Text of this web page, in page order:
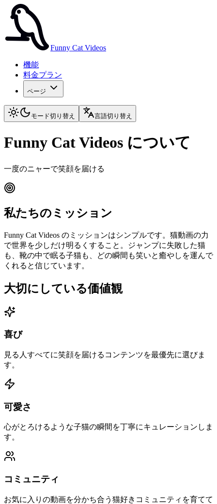
Funny Cat Videos
機能
料金プラン
ページ
モード切り替え 言語切り替え
Funny Cat Videos について
一度のニャーで笑顔を届ける
私たちのミッション
Funny Cat Videos のミッションはシンプルです。猫動画の力
で世界を少しだけ明るくすること。ジャンプに失敗した猫
も、靴の中で眠る子猫も、どの瞬間も笑いと癒やしを運んで
くれると信じています。
大切にしている価値観
喜び
見る人すべてに笑顔を届けるコンテンツを最優先に選びま
す。
可愛さ
心がとろけるような子猫の瞬間を丁寧にキュレーションしま
す。
コミュニティ
お気に入りの動画を分かち合う猫好きコミュニティを育てて